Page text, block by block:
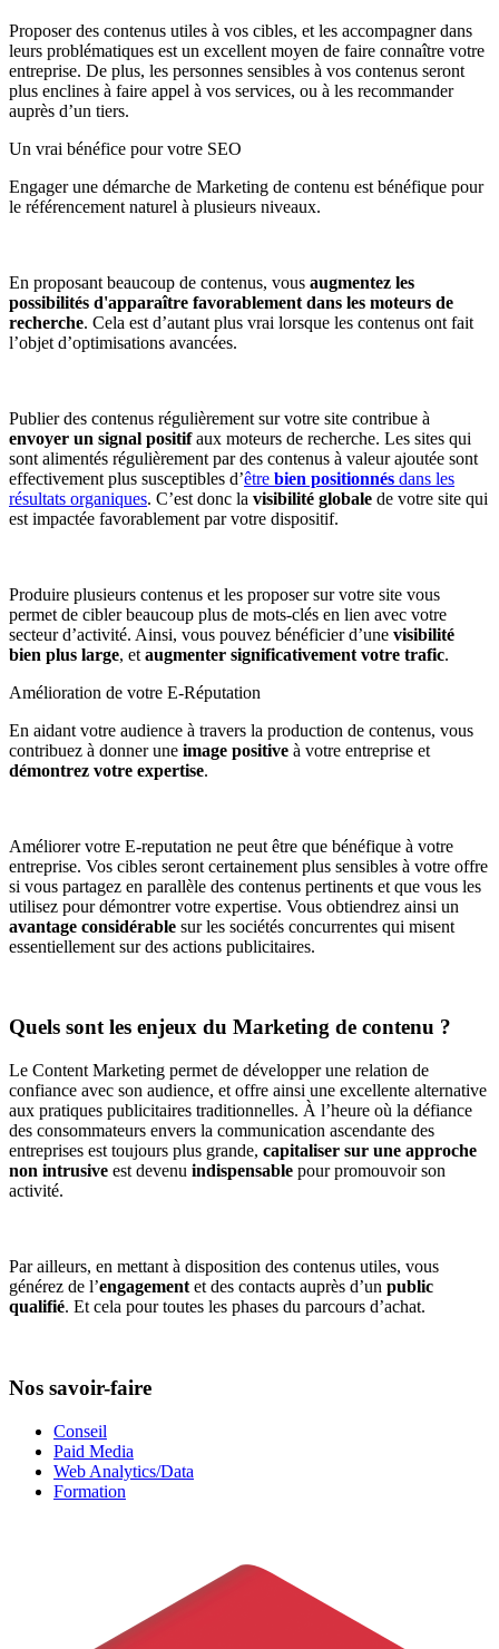
Proposer des contenus utiles à vos cibles, et les accompagner dans
leurs problématiques est un excellent moyen de faire connaître votre
entreprise. De plus, les personnes sensibles à vos contenus seront
plus enclines à faire appel à vos services, ou à les recommander
auprès d’un tiers.
Un vrai bénéfice pour votre SEO
Engager une démarche de Marketing de contenu est bénéfique pour
le référencement naturel à plusieurs niveaux.
En proposant beaucoup de contenus, vous augmentez les
possibilités d'apparaître favorablement dans les moteurs de
recherche. Cela est d’autant plus vrai lorsque les contenus ont fait
l’objet d’optimisations avancées.
Publier des contenus régulièrement sur votre site contribue à
envoyer un signal positifaux moteurs de recherche. Les sites qui
sont alimentés régulièrement par des contenus à valeur ajoutée sont
effectivement plus susceptibles d’être bien positionnés dans les
résultats organiques. C’est donc la visibilité globale de votre site qui
est impactée favorablement par votre dispositif.
Produire plusieurs contenus et les proposer sur votre site vous
permet de cibler beaucoup plus de mots-clés en lien avec votre
secteur d’activité. Ainsi, vous pouvez bénéficier d’une visibilité
bien plus large, et augmenter significativement votre trafic.
Amélioration de votre E-Réputation
En aidant votre audience à travers la production de contenus, vous
contribuez à donner une image positive à votre entreprise et
démontrez votre expertise.
Améliorer votre E-reputation ne peut être que bénéfique à votre
entreprise. Vos cibles seront certainement plus sensibles à votre offre
si vous partagez en parallèle des contenus pertinents et que vous les
utilisez pour démontrer votre expertise. Vous obtiendrez ainsi un
avantage considérable sur les sociétés concurrentes qui misent
essentiellement sur des actions publicitaires.
Quels sont les enjeux du Marketing de contenu ?
Le Content Marketing permet de développer une relation de
confiance avec son audience, et offre ainsi une excellente alternative
aux pratiques publicitaires traditionnelles. À l’heure où la défiance
des consommateurs envers la communication ascendante des
entreprises est toujours plus grande, capitaliser sur une approche
non intrusive est devenu indispensable pour promouvoir son
activité.
Par ailleurs, en mettant à disposition des contenus utiles, vous
générez de l’engagement et des contacts auprès d’un public
qualifié. Et cela pour toutes les phases du parcours d’achat.
Nos savoir-faire
Conseil
Paid Media
Web Analytics/Data
Formation